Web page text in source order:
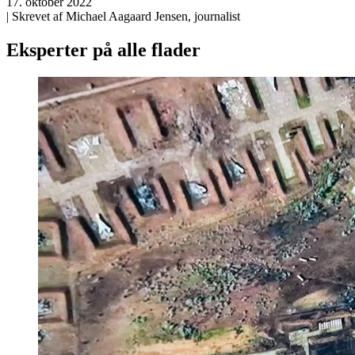
| Skrevet af Michael Aagaard Jensen, journalist
Eksperter på alle flader